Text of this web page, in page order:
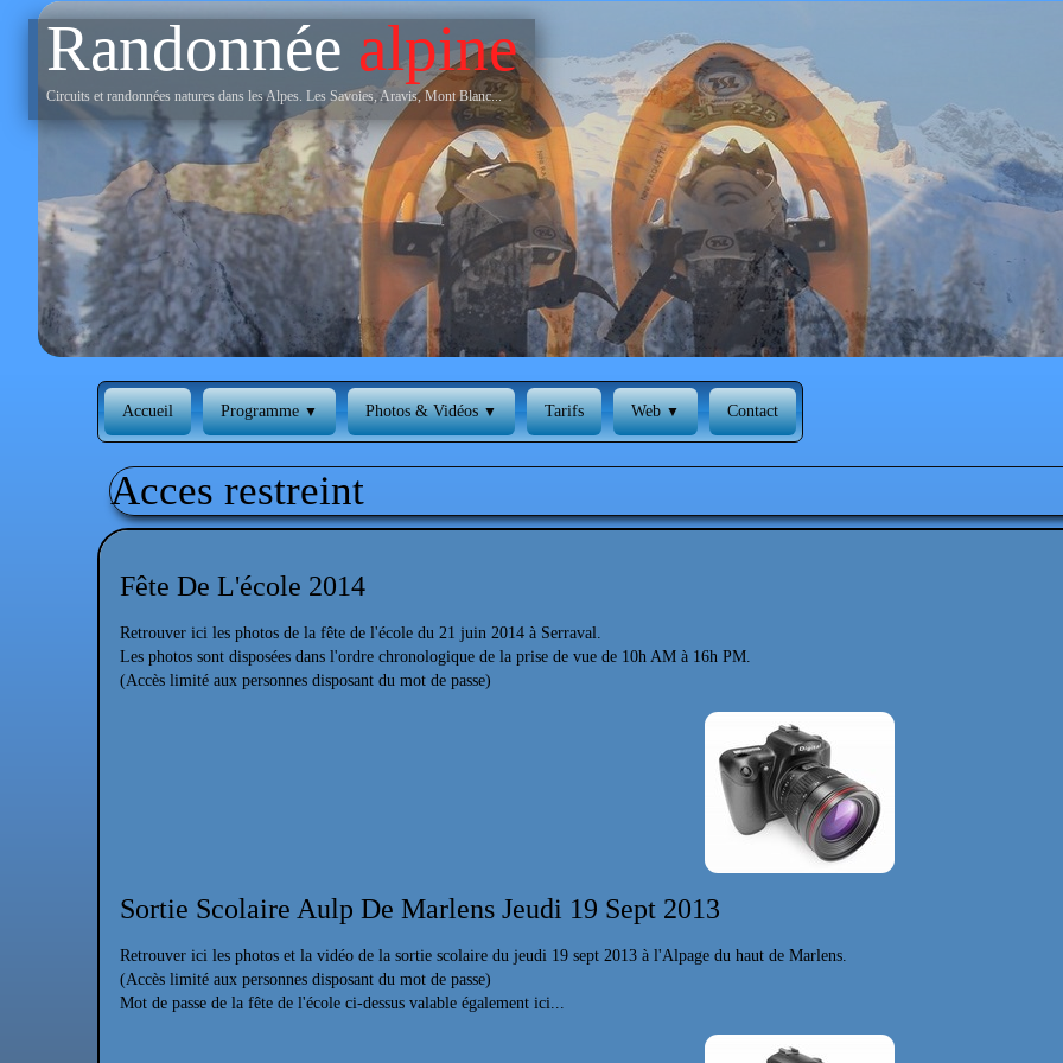
Randonnée alpine
Circuits et randonnées natures dans les Alpes. Les Savoies, Aravis, Mont Blanc...
‹
Accueil Programme▼ Photos & Vidéos▼ Tarifs Web▼ Contact
Acces restreint
Fête De L'école 2014
Retrouver ici les photos de la fête de l'école du 21 juin 2014 à Serraval.
Les photos sont disposées dans l'ordre chronologique de la prise de vue de 10h AM à 16h PM.
(Accès limité aux personnes disposant du mot de passe)
Sortie Scolaire Aulp De Marlens Jeudi 19 Sept 2013
Retrouver ici les photos et la vidéo de la sortie scolaire du jeudi 19 sept 2013 à l'Alpage du haut de Marlens.
(Accès limité aux personnes disposant du mot de passe)
Mot de passe de la fête de l'école ci-dessus valable également ici...